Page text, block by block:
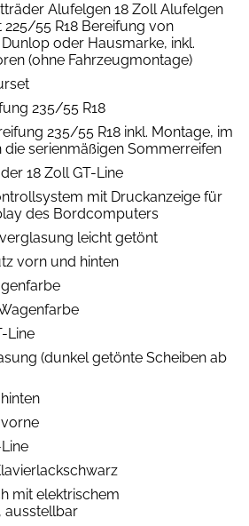
Alufelgen 18 Zoll Alufelgen
55 R18 Bereifung von
oder Hausmarke, inkl.
(ohne Fahrzeugmontage)
235/55 R18
235/55 R18 inkl. Montage, im
serienmäßigen Sommerreifen
18 Zoll GT-Line
mit Druckanzeige für
des Bordcomputers
leicht getönt
vorn und hinten
Line
(dunkel getönte Scheiben ab
mit elektrischem
ausstellbar